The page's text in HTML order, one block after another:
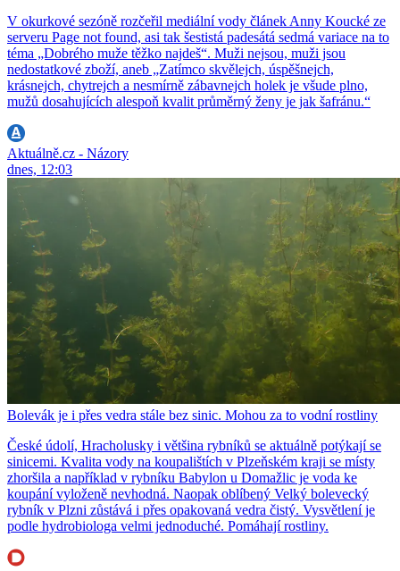
V okurkové sezóně rozčeřil mediální vody článek Anny Koucké ze
serveru Page not found, asi tak šestistá padesátá sedmá variace na to
téma „Dobrého muže těžko najdeš“. Muži nejsou, muži jsou
nedostatkové zboží, aneb „Zatímco skvělejch, úspěšnejch,
krásnejch, chytrejch a nesmírně zábavnejch holek je všude plno,
mužů dosahujících alespoň kvalit průměrný ženy je jak šafránu.“
Aktuálně.cz - Názory
dnes, 12:03
Bolevák je i přes vedra stále bez sinic. Mohou za to vodní rostliny
České údolí, Hracholusky i většina rybníků se aktuálně potýkají se
sinicemi. Kvalita vody na koupalištích v Plzeňském kraji se místy
zhoršila a například v rybníku Babylon u Domažlic je voda ke
koupání vyloženě nevhodná. Naopak oblíbený Velký bolevecký
rybník v Plzni zůstává i přes opakovaná vedra čistý. Vysvětlení je
podle hydrobiologa velmi jednoduché. Pomáhají rostliny.